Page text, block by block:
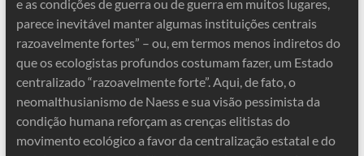
e as condições de guerra ou de guerra em muitos lugares,
parece inevitável manter algumas instituições centrais
razoavelmente fortes” – ou, em termos menos indiretos do
que os ecologistas profundos costumam fazer, um Estado
centralizado “razoavelmente forte”. Aqui, de fato, o
neomalthusianismo de Naess e sua visão pessimista da
condição humana reforçam as crenças elitistas do
movimento ecológico a favor da centralização estatal e do